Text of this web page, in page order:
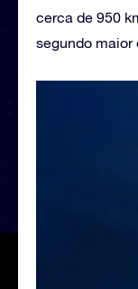
cerca de 950
segundo maior